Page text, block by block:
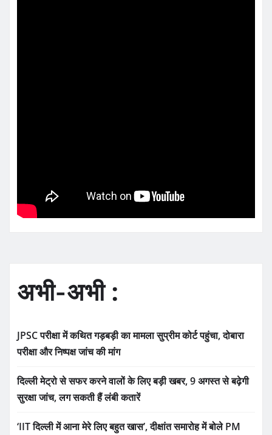
अभी-अभी :
JPSC परीक्षा में कथित गड़बड़ी का मामला सुप्रीम कोर्ट पहुंचा, दोबारा
परीक्षा और निष्पक्ष जांच की मांग
दिल्ली मेट्रो से सफर करने वालों के लिए बड़ी खबर, 9 अगस्त से बढ़ेगी
सुरक्षा जांच, लग सकती हैं लंबी कतारें
‘IIT दिल्ली में आना मेरे लिए बहुत खास’, दीक्षांत समारोह में बोले PM